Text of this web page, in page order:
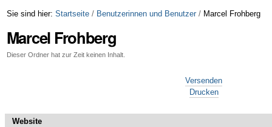
Sie sind hier: Startseite / Benutzerinnen und Benutzer / Marcel Frohberg
Marcel Frohberg
Dieser Ordner hat zur Zeit keinen Inhalt.
Versenden
Drucken
Website